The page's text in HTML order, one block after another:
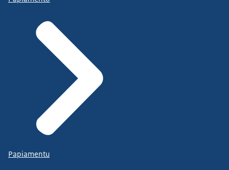
Papiamentu